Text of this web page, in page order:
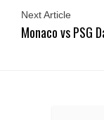
Next Article
Monaco vs PSG